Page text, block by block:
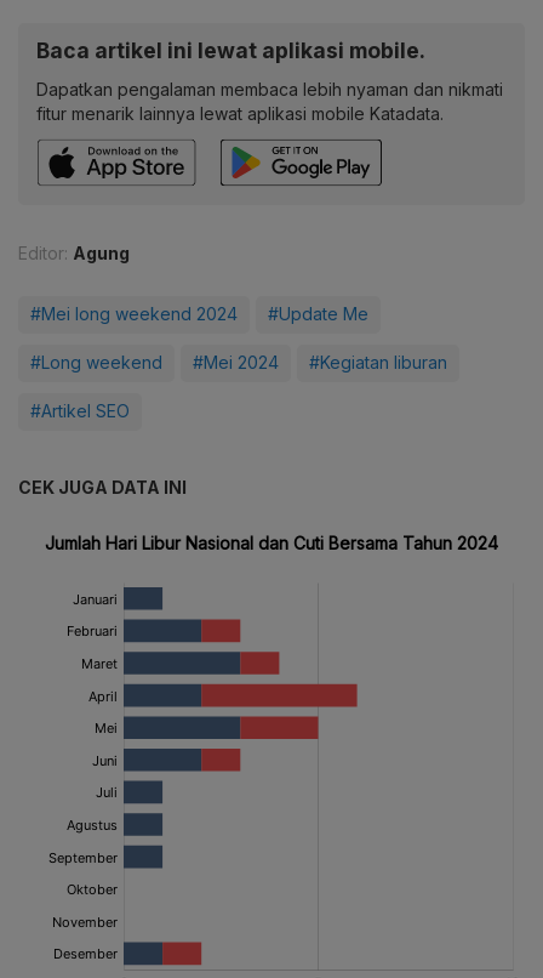
Baca artikel ini lewat aplikasi mobile.
Dapatkan pengalaman membaca lebih nyaman dan nikmati
fitur menarik lainnya lewat aplikasi mobile Katadata.
Editor: Agung
#Mei long weekend 2024 #Update Me
#Long weekend #Mei 2024 #Kegiatan liburan
#Artikel SEO
CEK JUGA DATA INI